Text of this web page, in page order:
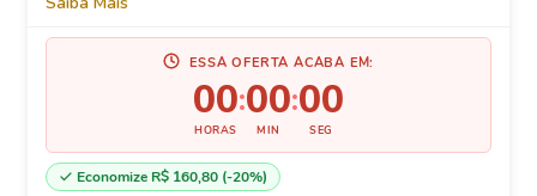
ESSA OFERTA ACABA EM:
00
HORAS
:00
MIN
:00
SEG
Economize R$ 160,80 (-20%)